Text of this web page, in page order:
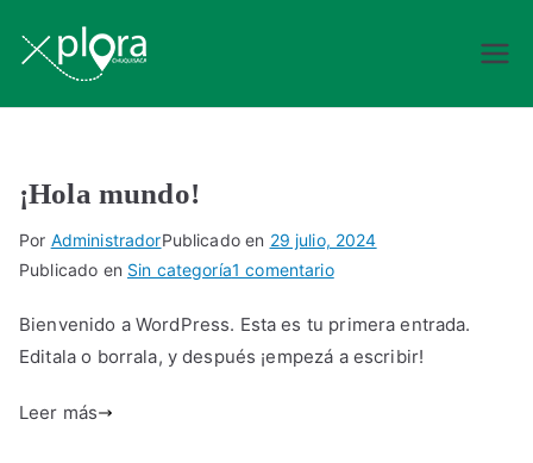
contenido
¡Hola mundo!
Por AdministradorPublicado en 29 julio, 2024
Publicado en Sin categoría1 comentarioen
mundo!
Bienvenido a WordPress. Esta es tu primera entrada.
Editala o borrala, y después ¡empezá a escribir!
Leer más